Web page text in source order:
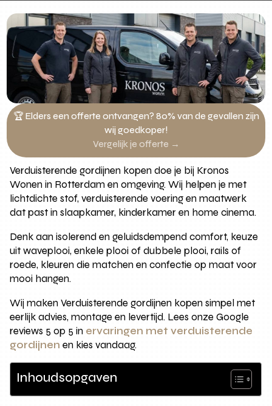
🏆 Elders een offerte ontvangen? 80% van de gevallen zijn
wij goedkoper!
Vergelijk je offerte →
Verduisterende gordijnen kopen doe je bij Kronos
Wonen in Rotterdam en omgeving. Wij helpen je met
lichtdichte stof, verduisterende voering en maatwerk
dat past in slaapkamer, kinderkamer en home cinema.
Denk aan isolerend en geluidsdempend comfort, keuze
uit waveplooi, enkele plooi of dubbele plooi, rails of
roede, kleuren die matchen en confectie op maat voor
mooi hangen.
Wij maken Verduisterende gordijnen kopen simpel met
eerlijk advies, montage en levertijd. Lees onze Google
reviews 5 op 5 in ervaringen met verduisterende
gordijnen en kies vandaag.
Inhoudsopgaven